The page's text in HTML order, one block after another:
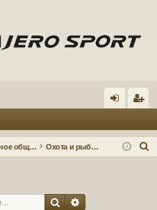
д ис
Клубное общение Охота и рыбалка
Поиск